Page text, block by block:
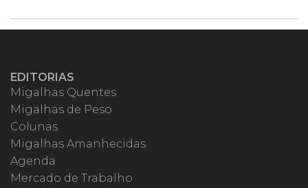
EDITORIAS
Migalhas Quentes
Migalhas de Peso
Colunas
Migalhas Amanhecidas
Agenda
Mercado de Trabalho